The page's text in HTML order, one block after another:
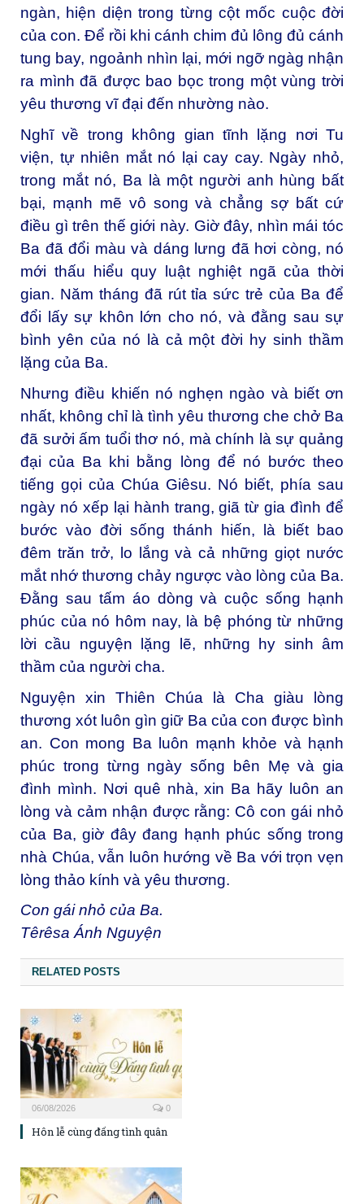
ngàn, hiện diện trong từng cột mốc cuộc đời
của con. Để rồi khi cánh chim đủ lông đủ cánh
tung bay, ngoảnh nhìn lại, mới ngỡ ngàg nhận
ra mình đã được bao bọc trong một vùng trời
yêu thương vĩ đại đến nhường nào.
Nghĩ về trong không gian tĩnh lặng nơi Tu
viện, tự nhiên mắt nó lại cay cay. Ngày nhỏ,
trong mắt nó, Ba là một người anh hùng bất
bại, mạnh mẽ vô song và chẳng sợ bất cứ
điều gì trên thế giới này. Giờ đây, nhìn mái tóc
Ba đã đổi màu và dáng lưng đã hơi còng, nó
mới thấu hiểu quy luật nghiệt ngã của thời
gian. Năm tháng đã rút tỉa sức trẻ của Ba để
đổi lấy sự khôn lớn cho nó, và đằng sau sự
bình yên của nó là cả một đời hy sinh thầm
lặng của Ba.
Nhưng điều khiến nó nghẹn ngào và biết ơn
nhất, không chỉ là tình yêu thương che chở Ba
đã sưởi ấm tuổi thơ nó, mà chính là sự quảng
đại của Ba khi bằng lòng để nó bước theo
tiếng gọi của Chúa Giêsu. Nó biết, phía sau
ngày nó xếp lại hành trang, giã từ gia đình để
bước vào đời sống thánh hiến, là biết bao
đêm trăn trở, lo lắng và cả những giọt nước
mắt nhớ thương chảy ngược vào lòng của Ba.
Đằng sau tấm áo dòng và cuộc sống hạnh
phúc của nó hôm nay, là bệ phóng từ những
lời cầu nguyện lặng lẽ, những hy sinh âm
thầm của người cha.
Nguyện xin Thiên Chúa là Cha giàu lòng
thương xót luôn gìn giữ Ba của con được bình
an. Con mong Ba luôn mạnh khỏe và hạnh
phúc trong từng ngày sống bên Mẹ và gia
đình mình. Nơi quê nhà, xin Ba hãy luôn an
lòng và cảm nhận được rằng: Cô con gái nhỏ
của Ba, giờ đây đang hạnh phúc sống trong
nhà Chúa, vẫn luôn hướng về Ba với trọn vẹn
lòng thảo kính và yêu thương.
Con gái nhỏ của Ba.
Têrêsa Ánh Nguyện
RELATED POSTS
06/08/2026 0
Hôn lễ cùng đấng tình quân